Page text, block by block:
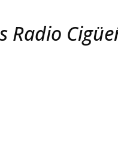
Radio